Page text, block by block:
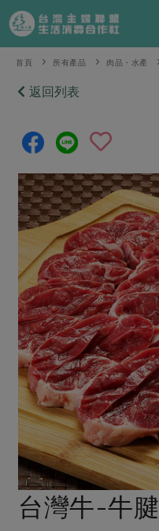
產品分類
當季蔬果
芽苗類
辛香料類
奶蛋豆・五穀
蛋
豆製品
肉品・水產
畜產肉類
水畜加工品
調理食材・點心
調味醬料/南北貨
休閒零嘴
保健食品
食譜料理
食材
麵食
肉食
海鮮
常備菜
蔬食
蛋料理
料理方式
烘焙．點心
醬料
湯品．鍋物
漬物
特別企畫
預購活動
把最好的台灣味帶回家！
防災用品預購圓滿結束
2026年端午節預購圓滿結束
更多預購活動
當季產品
傳到心坎裡，誠心又澎派
合作25-經典快閃最後一週
合作25-精選產品第四彈
更多當季產品
議題活動
綠主張
觀點文章
主婦食堂
社內大小事
產品故事
樂齡生活
廚房瑜伽
關注議題
減硝酸鹽
非基改運動
廢核運動
減添加物
關於合作社
認識合作社
關於我們
合作社組織
員工與求才
產品檢驗
自主把關
檢驗報告
硝酸鹽檢驗
重要公告
首頁 所有產品 肉品・水產
返回列表
台灣牛-牛腱